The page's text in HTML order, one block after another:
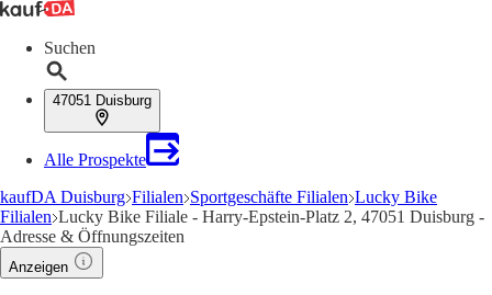
Suchen
47051 Duisburg
Alle Prospekte
kaufDA Duisburg Filialen Sportgeschäfte Filialen Lucky Bike
Filialen Lucky Bike Filiale - Harry-Epstein-Platz 2, 47051 Duisburg -
Adresse & Öffnungszeiten
Anzeigen